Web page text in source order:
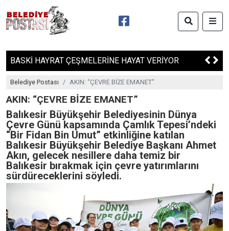
SEKA KÂĞIT MÜZESİ, 2025’TE 185 BİN ZİYARETÇİ AĞIRLADI
Belediye Postası AKIN: “ÇEVRE BİZE EMANET”
AKIN: “ÇEVRE BİZE EMANET”
Balıkesir Büyükşehir Belediyesinin Dünya
Çevre Günü kapsamında Çamlık Tepesi’ndeki
“Bir Fidan Bin Umut” etkinliğine katılan
Balıkesir Büyükşehir Belediye Başkanı Ahmet
Akın, gelecek nesillere daha temiz bir
Balıkesir bırakmak için çevre yatırımlarını
sürdüreceklerini söyledi.